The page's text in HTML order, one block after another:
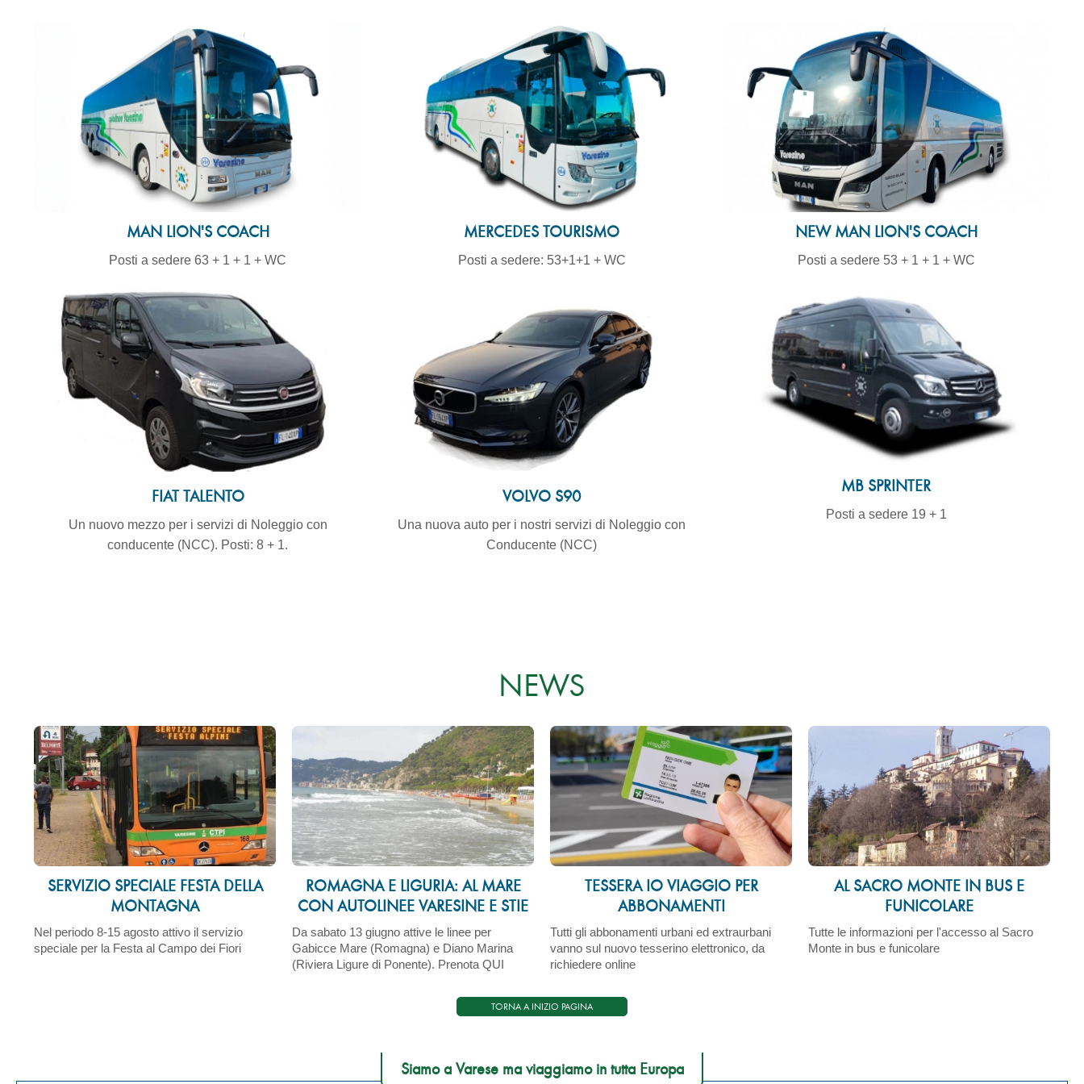
MAN LION'S COACH
Posti a sedere 63 + 1 + 1 + WC
MERCEDES TOURISMO
Posti a sedere: 53+1+1 + WC
NEW MAN LION'S COACH
Posti a sedere 53 + 1 + 1 + WC
FIAT TALENTO
Un nuovo mezzo per i servizi di Noleggio con
conducente (NCC). Posti: 8 + 1.
VOLVO S90
Una nuova auto per i nostri servizi di Noleggio con
Conducente (NCC)
MB SPRINTER
Posti a sedere 19 + 1
NEWS
SERVIZIO SPECIALE FESTA DELLA
MONTAGNA
Nel periodo 8-15 agosto attivo il servizio
speciale per la Festa al Campo dei Fiori
ROMAGNA E LIGURIA: AL MARE
CON AUTOLINEE VARESINE E STIE
Da sabato 13 giugno attive le linee per
Gabicce Mare (Romagna) e Diano Marina
(Riviera Ligure di Ponente). Prenota QUI
TESSERA IO VIAGGIO PER
ABBONAMENTI
Tutti gli abbonamenti urbani ed extraurbani
vanno sul nuovo tesserino elettronico, da
richiedere online
AL SACRO MONTE IN BUS E
FUNICOLARE
Tutte le informazioni per l'accesso al Sacro
Monte in bus e funicolare
TORNA A INIZIO PAGINA
Siamo a Varese ma viaggiamo in tutta Europa